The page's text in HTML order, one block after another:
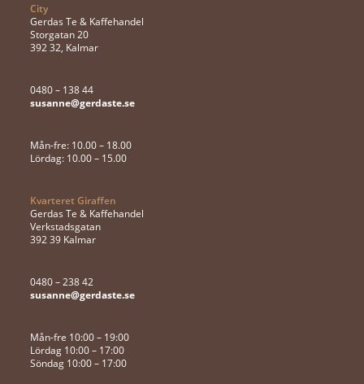
City
Gerdas Te & Kaffehandel
Storgatan 20
392 32, Kalmar
0480 – 138 44
susanne@gerdaste.se
Mån-fre: 10.00 – 18.00
Lördag: 10.00 – 15.00
Kvarteret Giraffen
Gerdas Te & Kaffehandel
Verkstadsgatan
392 39 Kalmar
0480 – 238 42
susanne@gerdaste.se
Mån-fre 10:00 – 19:00
Lördag 10:00 – 17:00
Söndag 10:00 – 17:00